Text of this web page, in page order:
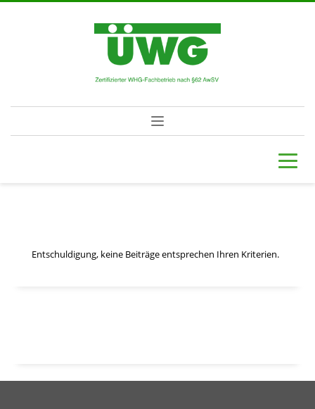
Entschuldigung, keine Beiträge entsprechen Ihren Kriterien.